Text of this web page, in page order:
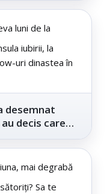
luni de la
iubirii, la
uri dinastea în
desemnat
decis care
mai degrabă
Sa te